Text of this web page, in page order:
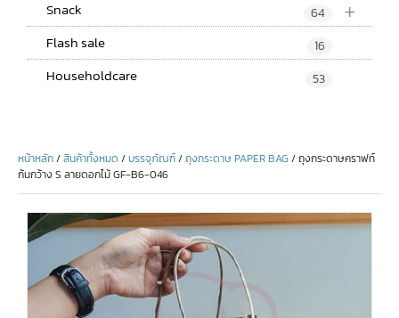
+
Snack 64
Flash sale 16
Householdcare 53
หน้าหลัก/สินค้าทั้งหมด /บรรจุภัณฑ์/ถุงกระดาษ PAPER BAG / ถุงกระดาษคราฟท์
ก้นกว้าง S ลายดอกไม้ GF-B6-046